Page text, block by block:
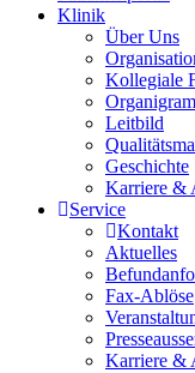
Klinik
Über Uns
Kollegiale
Leitbild
Geschichte
Karriere &
Service
Kontakt
Aktuelles
Fax-Ablöse
Karriere &